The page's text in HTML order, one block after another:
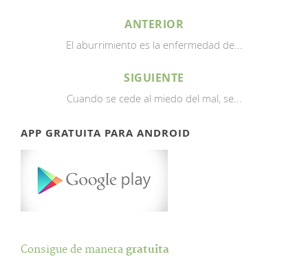
ANTERIOR
El aburrimiento es la enfermedad de...
SIGUIENTE
Cuando se cede al miedo del mal, se...
APP GRATUITA PARA ANDROID
Consigue de manera gratuita